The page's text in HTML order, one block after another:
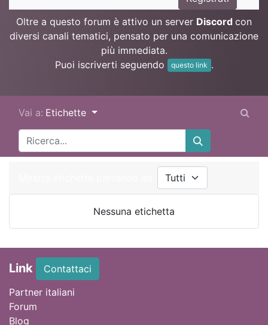
Oltre a questo forum è attivo un server Discord con
diversi canali tematici, pensato per una comunicazione
più immediata.
Puoi iscriverti seguendo
questo link .
Vai a: Etichette
Nessuna etichetta
Link
Contattaci
Partner italiani
Forum
Blog